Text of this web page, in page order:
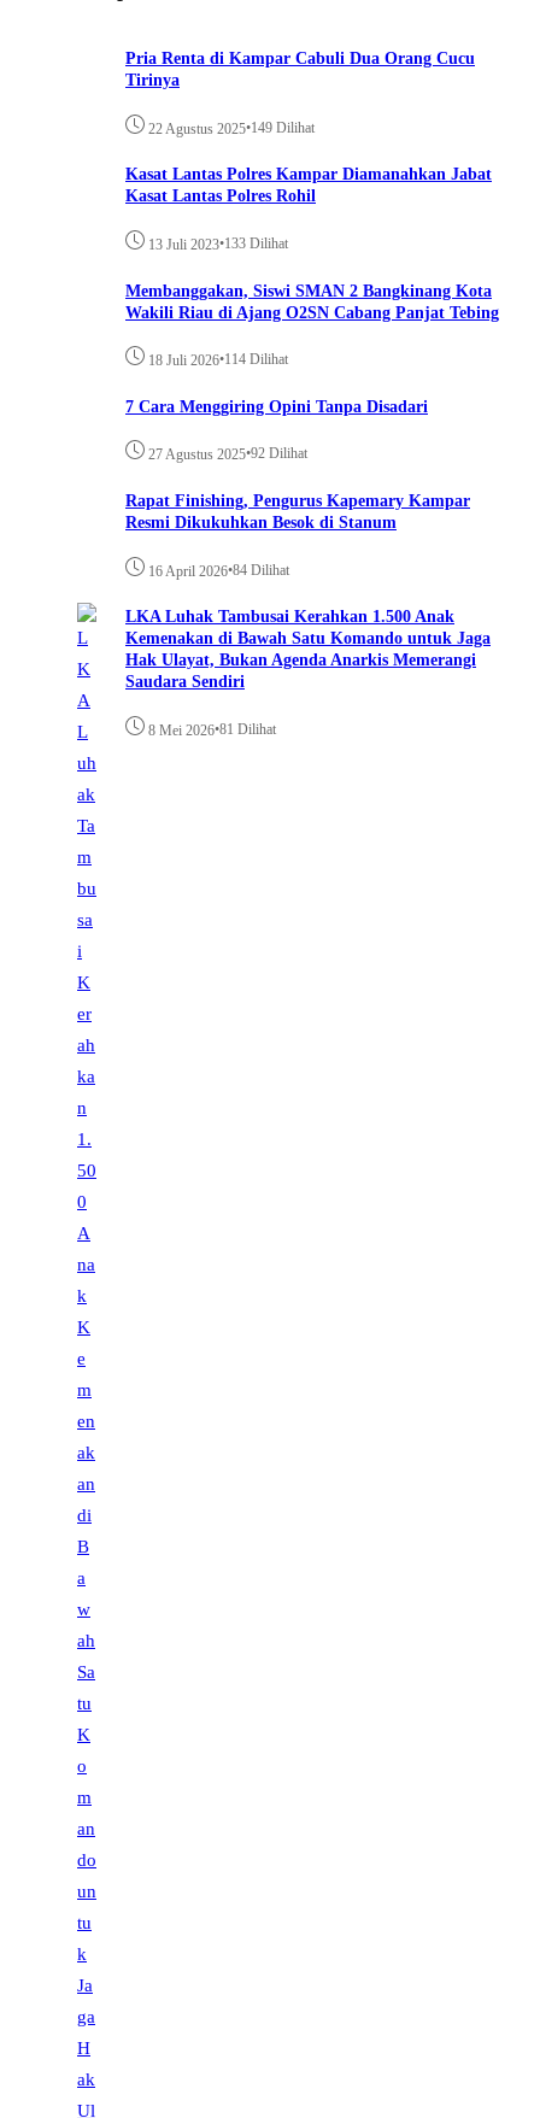
Pria Renta di Kampar Cabuli Dua Orang Cucu
Tirinya
22 Agustus 2025•149 Dilihat
Kasat Lantas Polres Kampar Diamanahkan Jabat
Kasat Lantas Polres Rohil
13 Juli 2023•133 Dilihat
Membanggakan, Siswi SMAN 2 Bangkinang Kota
Wakili Riau di Ajang O2SN Cabang Panjat Tebing
18 Juli 2026•114 Dilihat
7 Cara Menggiring Opini Tanpa Disadari
27 Agustus 2025•92 Dilihat
Rapat Finishing, Pengurus Kapemary Kampar
Resmi Dikukuhkan Besok di Stanum
16 April 2026•84 Dilihat
LKA Luhak Tambusai Kerahkan 1.500 Anak
Kemenakan di Bawah Satu Komando untuk Jaga
Hak Ulayat, Bukan Agenda Anarkis Memerangi
Saudara Sendiri
8 Mei 2026•81 Dilihat